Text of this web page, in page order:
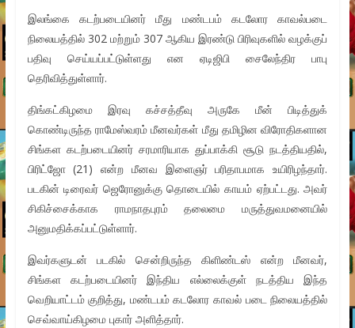
இலங்கை கடற்படையினர் மீது மண்டபம் கடலோர காவல்படை
நிலையத்தில் 302 மற்றும் 307 ஆகிய இரண்டு பிரிவுகளில் வழக்குப்
பதிவு செய்யப்பட்டுள்ளது என ஏடிஜிபி சைலேந்திர பாபு
தெரிவித்துள்ளார்.
திங்கட்கிழமை இரவு கச்சத்தீவு அருகே மீன் பிடித்துக்
கொண்டிருந்த ராமேஸ்வரம் மீனவர்கள் மீது தமிழின விரோதிகளான
சிங்கள கடற்படையினர் சரமாரியாக துப்பாக்கி சூடு நடத்தியதில்,
பிரிட்ஜோ (21) என்ற மீனவ இளைஞர் பரிதாபமாக உயிரிழந்தார்.
படகின் டிரைவர் ஜெரோனுக்கு தொடையில் காயம் ஏற்பட்டது. அவர்
சிகிச்சைக்காக ராமநாதபுரம் தலைமை மருத்துவமனையில்
அனுமதிக்கப்பட்டுள்ளார்.
இவர்களுடன் படகில் சென்றிருந்த கிளிண்டஸ் என்ற மீனவர்,
சிங்கள கடற்படையினர் இந்திய எல்லைக்குள் நடத்திய இந்த
வெறியாட்டம் குறித்து, மண்டபம் கடலோர காவல் படை நிலையத்தில்
செவ்வாய்கிழமை புகார் அளித்தார்.